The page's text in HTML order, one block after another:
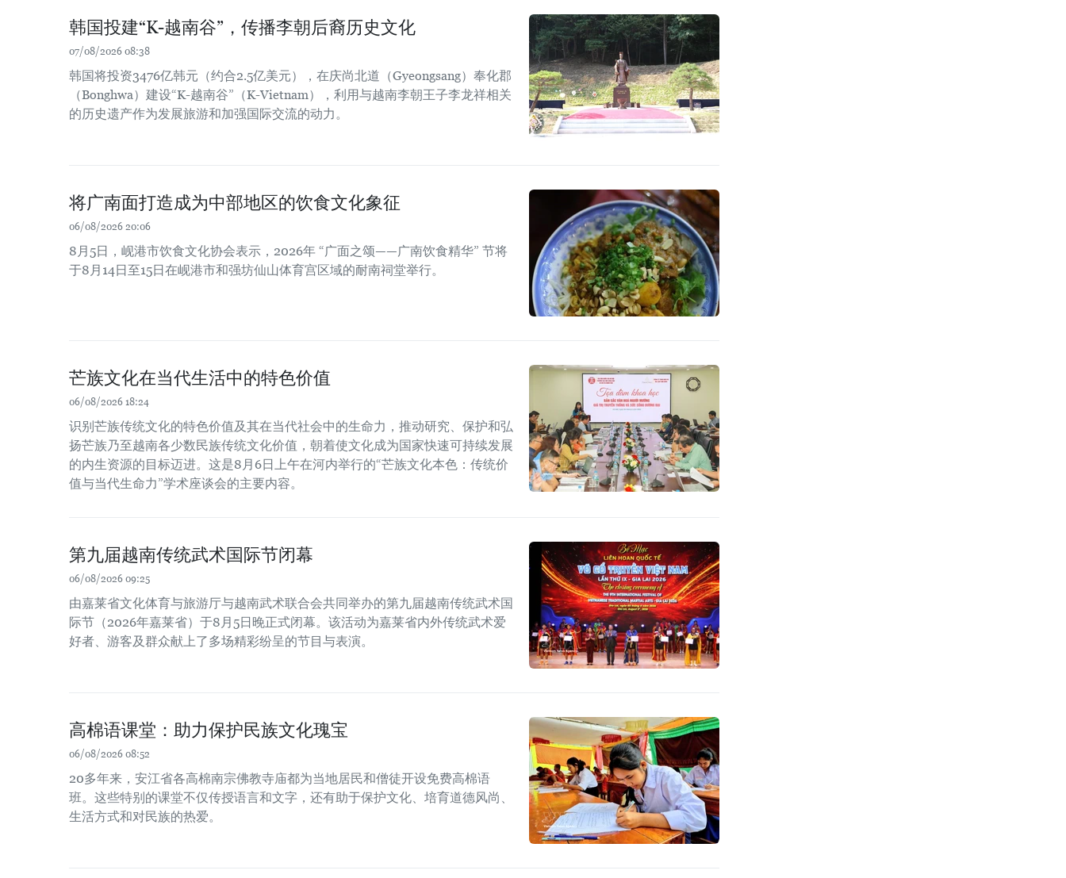
韩国投建“K-越南谷”，传播李朝后裔历史文化
07/08/2026 08:38
韩国将投资3476亿韩元（约合2.5亿美元），在庆尚北道（Gyeongsang）奉化郡
（Bonghwa）建设“K-越南谷”（K-Vietnam），利用与越南李朝王子李龙祥相关
的历史遗产作为发展旅游和加强国际交流的动力。
将广南面打造成为中部地区的饮食文化象征
06/08/2026 20:06
8月5日，岘港市饮食文化协会表示，2026年 “广面之颂——广南饮食精华” 节将
于8月14日至15日在岘港市和强坊仙山体育宫区域的耐南祠堂举行。
芒族文化在当代生活中的特色价值
06/08/2026 18:24
识别芒族传统文化的特色价值及其在当代社会中的生命力，推动研究、保护和弘
扬芒族乃至越南各少数民族传统文化价值，朝着使文化成为国家快速可持续发展
的内生资源的目标迈进。这是8月6日上午在河内举行的“芒族文化本色：传统价
值与当代生命力”学术座谈会的主要内容。
第九届越南传统武术国际节闭幕
06/08/2026 09:25
由嘉莱省文化体育与旅游厅与越南武术联合会共同举办的第九届越南传统武术国
际节（2026年嘉莱省）于8月5日晚正式闭幕。该活动为嘉莱省内外传统武术爱
好者、游客及群众献上了多场精彩纷呈的节目与表演。
高棉语课堂：助力保护民族文化瑰宝
06/08/2026 08:52
20多年来，安江省各高棉南宗佛教寺庙都为当地居民和僧徒开设免费高棉语
班。这些特别的课堂不仅传授语言和文字，还有助于保护文化、培育道德风尚、
生活方式和对民族的热爱。